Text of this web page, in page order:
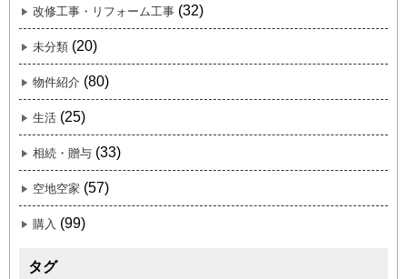
改修工事・リフォーム工事 (32)
未分類 (20)
物件紹介 (80)
生活 (25)
相続・贈与 (33)
空地空家 (57)
購入 (99)
タグ